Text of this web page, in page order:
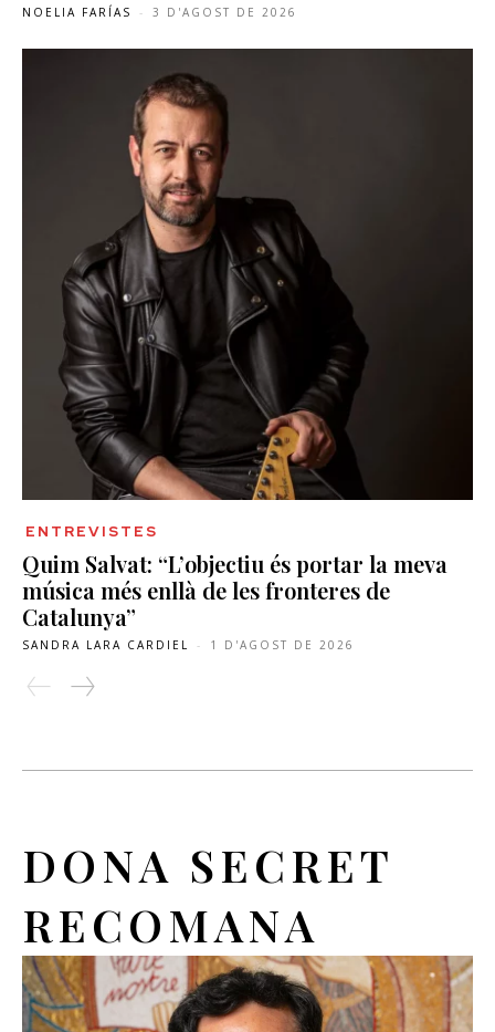
NOELIA FARÍAS - 3 D'AGOST DE 2026
ENTREVISTES
Quim Salvat: “L’objectiu és portar la meva
música més enllà de les fronteres de
Catalunya”
SANDRA LARA CARDIEL - 1 D'AGOST DE 2026
DONA SECRET
RECOMANA